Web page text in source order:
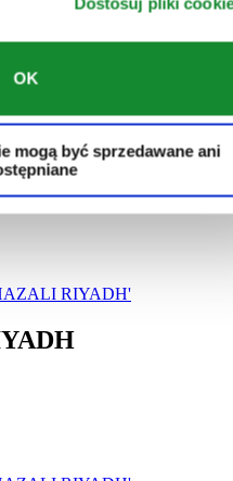
OK
mogą być sprzedawane ani
RIYADH'